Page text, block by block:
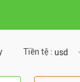
Tiền tệ : usd